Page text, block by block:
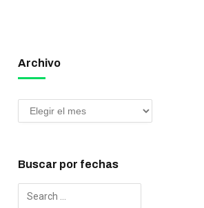
Archivo
Buscar por fechas